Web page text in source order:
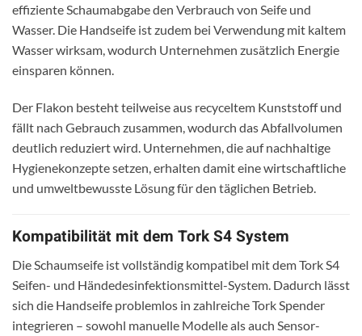
effiziente Schaumabgabe den Verbrauch von Seife und
Wasser. Die Handseife ist zudem bei Verwendung mit kaltem
Wasser wirksam, wodurch Unternehmen zusätzlich Energie
einsparen können.
Der Flakon besteht teilweise aus recyceltem Kunststoff und
fällt nach Gebrauch zusammen, wodurch das Abfallvolumen
deutlich reduziert wird. Unternehmen, die auf nachhaltige
Hygienekonzepte setzen, erhalten damit eine wirtschaftliche
und umweltbewusste Lösung für den täglichen Betrieb.
Kompatibilität mit dem Tork S4 System
Die Schaumseife ist vollständig kompatibel mit dem Tork S4
Seifen- und Händedesinfektionsmittel-System. Dadurch lässt
sich die Handseife problemlos in zahlreiche Tork Spender
integrieren – sowohl manuelle Modelle als auch Sensor-